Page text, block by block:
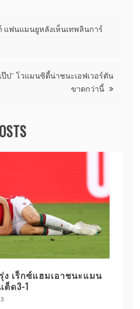
แฟนแมนยูหลังเห็นเทพลินการ์
ป๊ป” โวแมนซิตี้น่าชนะเอฟเวอร์ตัน
ขาดกว่านี้
ง เร็กซ์แฮมเอาชนะแมน
ต็ด3-1